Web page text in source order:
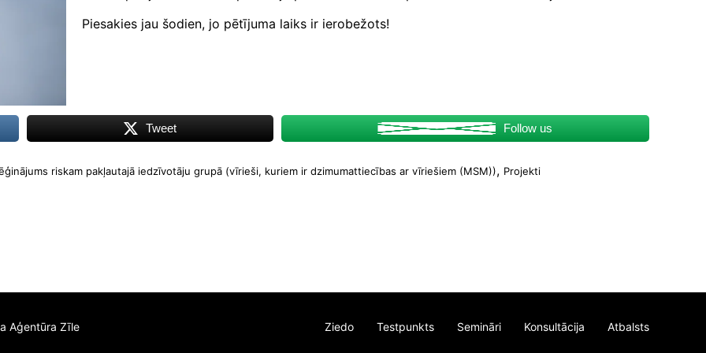
Piesakies jau šodien, jo pētījuma laiks ir ierobežots!
Tweet Follow us
riskam pakļautajā iedzīvotāju grupā (vīrieši, kuriem ir dzimumattiecības ar vīriešiem (MSM)), Projekti
Aģentūra Zīle Ziedo Testpunkts Semināri Konsultācija Atbalsts